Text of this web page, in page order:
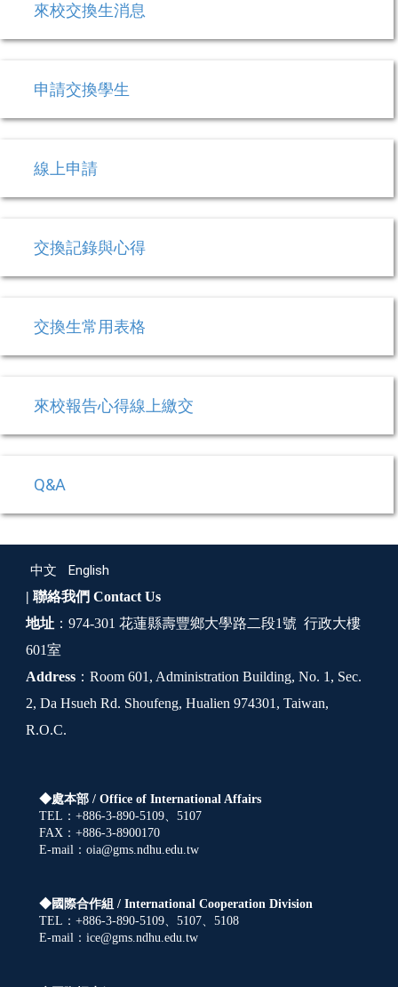
來校交換生消息
申請交換學生
線上申請
交換記錄與心得
交換生常用表格
來校報告心得線上繳交
Q&A
中文 English
| 聯絡我們 Contact Us
地址 ：974-301 花蓮縣壽豐鄉大學路二段1號 行政大樓
601室
Address ：Room 601, Administration Building, No. 1, Sec.
2, Da Hsueh Rd. Shoufeng, Hualien 974301, Taiwan,
R.O.C.
◆處本部 / Office of International Affairs
TEL：+886-3-890-5109、5107
FAX：+886-3-8900170
E-mail：oia@gms.ndhu.edu.tw
◆國際合作組 / International Cooperation Division
TEL：+886-3-890-5109、5107、5108
E-mail：ice@gms.ndhu.edu.tw